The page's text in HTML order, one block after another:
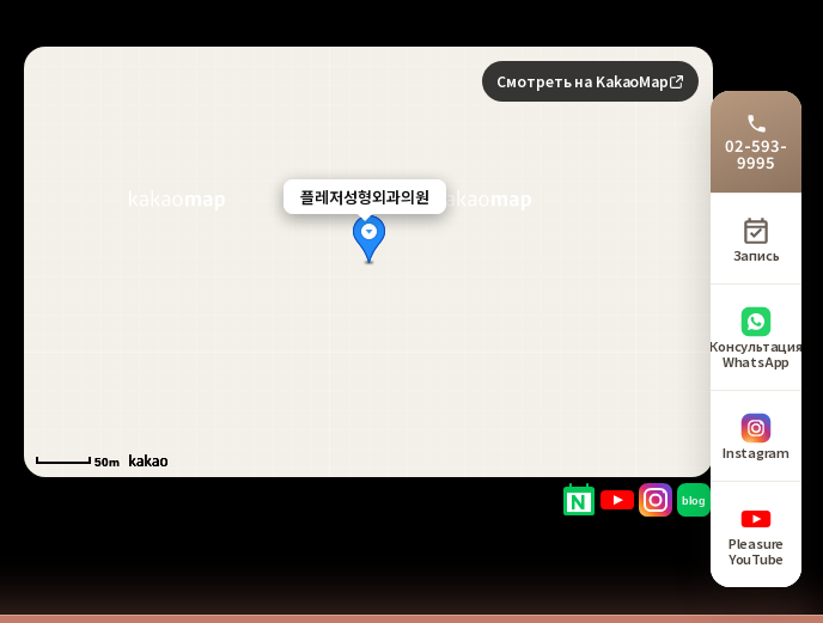
플레저성형외과의원
50m
플레저성형외과의원
50m
Смотреть на KakaoMap
02-593-
9995
Запись
Консультация
WhatsApp
Instagram
Pleasure
YouTube